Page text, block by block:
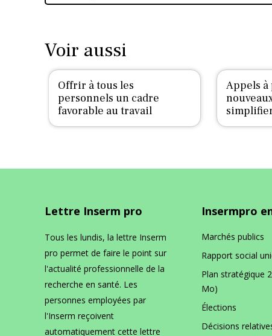
Voir aussi
Offrir à tous les
personnels un cadre
favorable au travail
Appels à
Lettre Inserm pro
Tous les lundis, la lettre Inserm
pro permet de faire le point sur
l'actualité professionnelle de la
recherche en santé. Les
personnes employées par
l'Inserm reçoivent
automatiquement cette lettre
Insermpro
Marchés publics
Rapport social
Plan stratégique
Mo)
Élections
Décisions